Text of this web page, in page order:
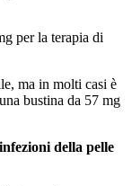
per la terapia di
ma in molti casi è
bustina da 57 mg
della pelle